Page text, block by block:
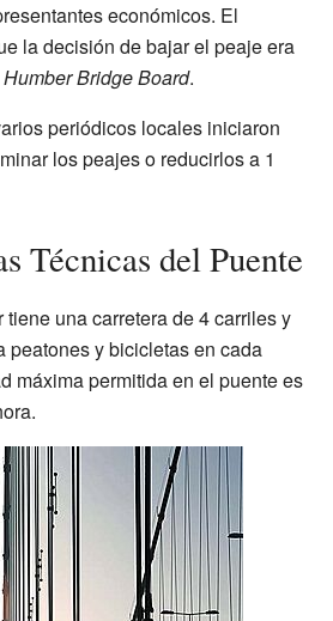
económicos. El
la decisión de bajar el peaje era
Humber Bridge Board.
periódicos locales iniciaron
los peajes o reducirlos a 1
Técnicas del Puente
una carretera de 4 carriles y
peatones y bicicletas en cada
máxima permitida en el puente es